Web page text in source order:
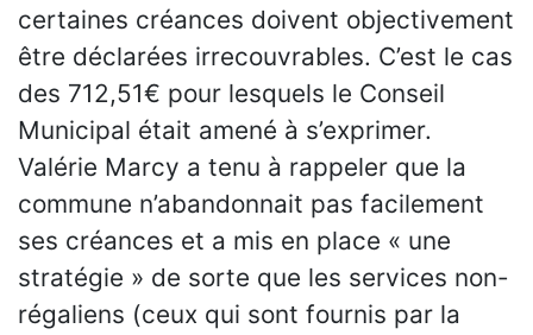
certaines créances doivent objectivement
être déclarées irrecouvrables. C’est le cas
des 712,51€ pour lesquels le Conseil
Municipal était amené à s’exprimer.
Valérie Marcy a tenu à rappeler que la
commune n’abandonnait pas facilement
ses créances et a mis en place « une
stratégie » de sorte que les services non-
régaliens (ceux qui sont fournis par la